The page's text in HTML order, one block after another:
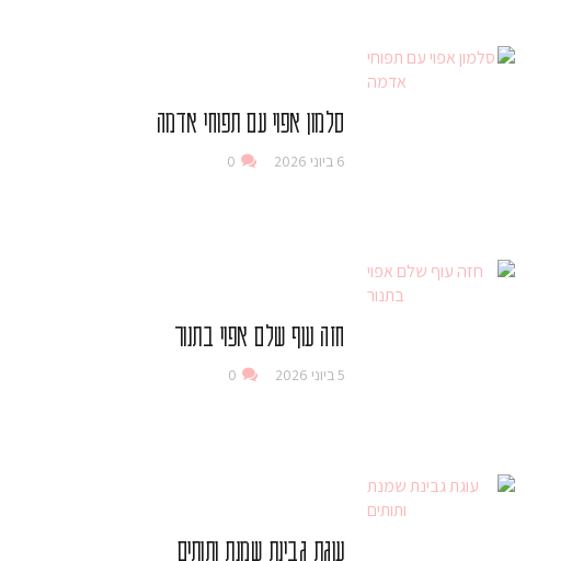
סלמון אפוי עם תפוחי אדמה
6 ביוני 2026 0
חזה עוף שלם אפוי בתנור
5 ביוני 2026 0
עוגת גבינת שמנת ותותים